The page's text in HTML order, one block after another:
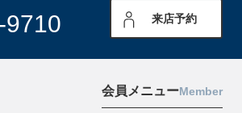
9710 来店予約
会員メニューMember